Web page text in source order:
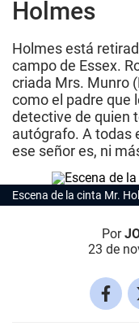
Holmes
Holmes está
campo de Essex.
criada Mrs. Munro
como el padre que
detective de quien
autógrafo. A todas
ese señor es, ni
Escena de la cinta Mr.
Por
23 de